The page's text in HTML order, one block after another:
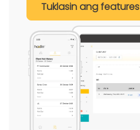
Tuklasin ang features